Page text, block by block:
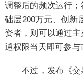
调整后的频次运行
础层200万元、创新
资者，则可以通过
通权限当天即可参与
不过，发布《交